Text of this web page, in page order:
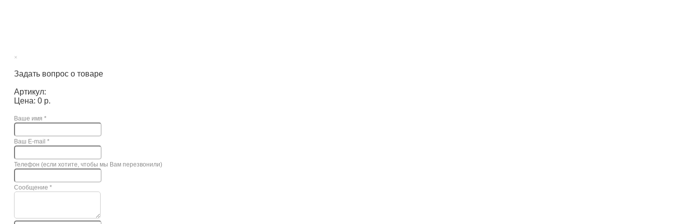
×
Задать вопрос о товаре
Артикул:
Цена: 0 р.
Ваше имя *
Ваш E-mail *
Телефон (если хотите, чтобы мы Вам перезвонили)
Сообщение *